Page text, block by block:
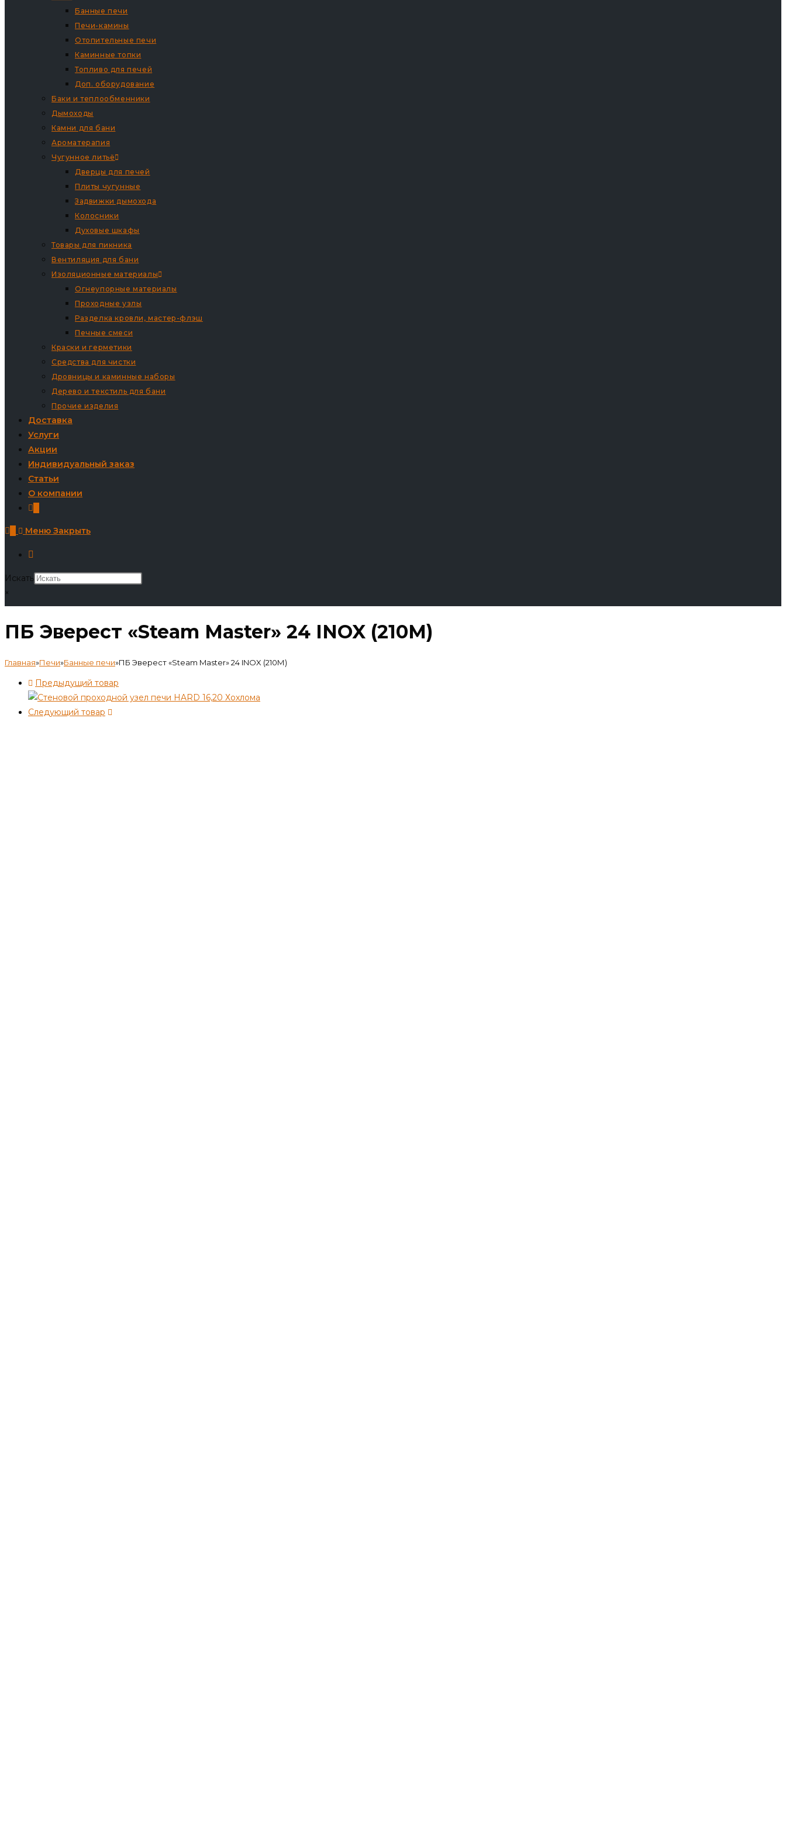
Банные печи
Печи-камины
Отопительные печи
Каминные топки
Топливо для печей
Доп. оборудование
Баки и теплообменники
Дымоходы
Камни для бани
Ароматерапия
Чугунное литьё
Дверцы для печей
Плиты чугунные
Задвижки дымохода
Колосники
Духовые шкафы
Товары для пикника
Вентиляция для бани
Изоляционные материалы
Огнеупорные материалы
Проходные узлы
Разделка кровли, мастер-флэш
Печные смеси
Краски и герметики
Средства для чистки
Дровницы и каминные наборы
Дерево и текстиль для бани
Прочие изделия
Доставка
Услуги
Акции
Индивидуальный заказ
Статьи
О компании
Меню Закрыть
Искать
×
ПБ Эверест «Steam Master» 24 INOX (210М)
Главная»Печи»Банные печи»ПБ Эверест «Steam Master» 24 INOX (210М)
Предыдущий товар
Следующий товар